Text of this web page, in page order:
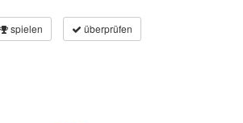
spielen überprüfen